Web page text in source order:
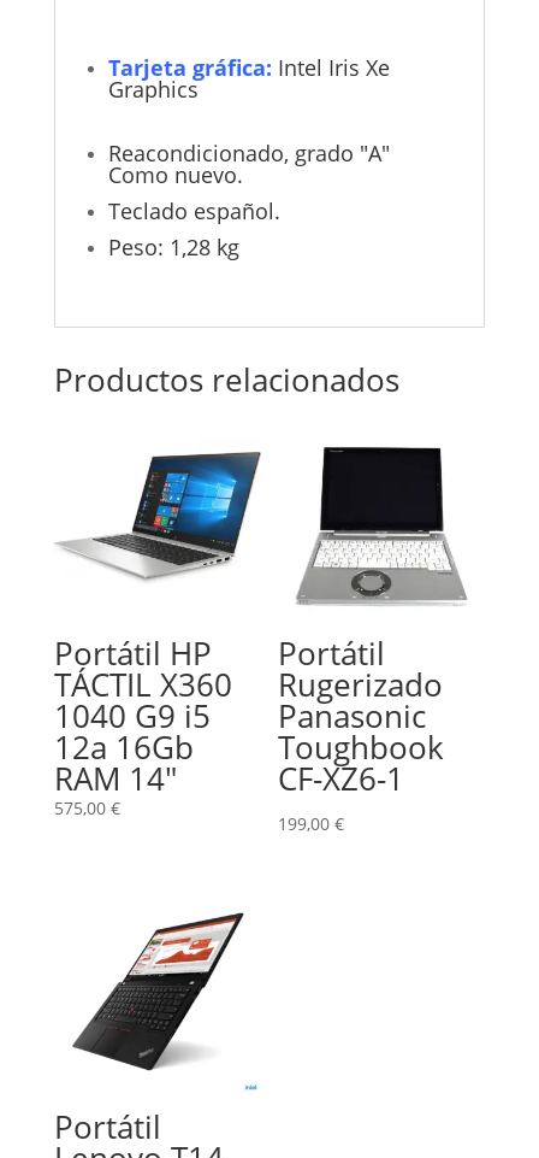
Tarjeta gráfica: Intel Iris Xe
Graphics
Reacondicionado, grado "A"
Como nuevo.
Teclado español.
Peso: 1,28 kg
Productos relacionados
Portátil HP
TÁCTIL X360
1040 G9 i5
12a 16Gb
RAM 14″
575,00 €
Portátil
Rugerizado
Panasonic
Toughbook
CF-XZ6-1
199,00€
Portátil